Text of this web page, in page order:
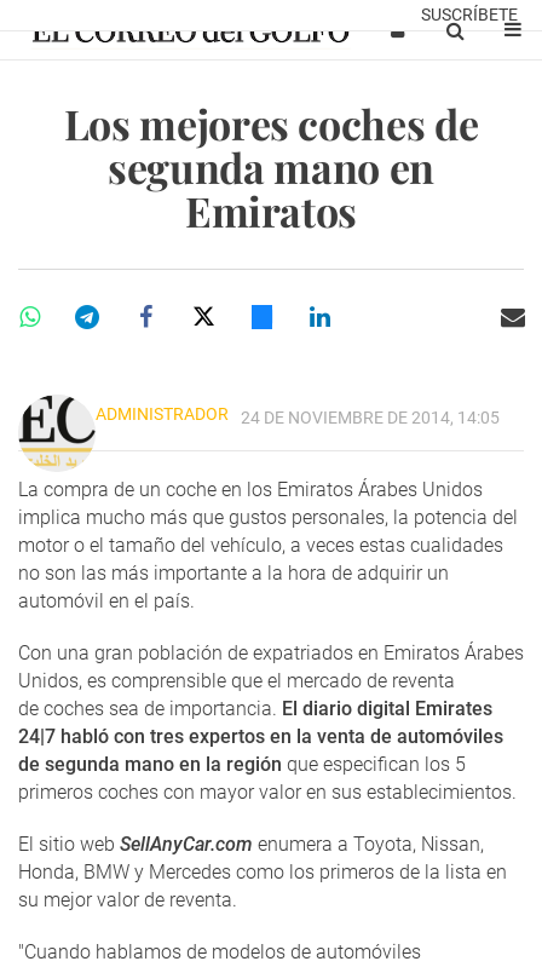
SUSCRÍBETE
Los mejores coches de
segunda mano en
Emiratos
ADMINISTRADOR 24 DE NOVIEMBRE DE 2014, 14:05
La compra de un coche en los Emiratos Árabes Unidos
implica mucho más que gustos personales, la potencia del
motor o el tamaño del vehículo, a veces estas cualidades
no son las más importante a la hora de adquirir un
automóvil en el país.
Con una gran población de expatriados en Emiratos Árabes
Unidos, es comprensible que el mercado de reventa
de coches sea de importancia. El diario digital Emirates
24|7 habló con tres expertos en la venta de automóviles
de segunda mano en la región que especifican los 5
primeros coches con mayor valor en sus establecimientos.
El sitio web SellAnyCar.com enumera a Toyota, Nissan,
Honda, BMW y Mercedes como los primeros de la lista en
su mejor valor de reventa.
"Cuando hablamos de modelos de automóviles